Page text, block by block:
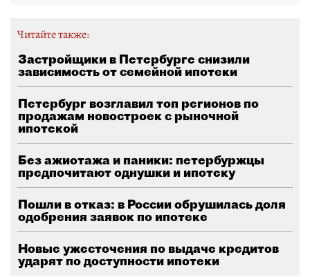
Читайте также:
Застройщики в Петербурге снизили
зависимость от семейной ипотеки
Петербург возглавил топ регионов по
продажам новостроек с рыночной
ипотекой
Без ажиотажа и паники: петербуржцы
предпочитают однушки и ипотеку
Пошли в отказ: в России обрушилась доля
одобрения заявок по ипотеке
Новые ужесточения по выдаче кредитов
ударят по доступности ипотеки